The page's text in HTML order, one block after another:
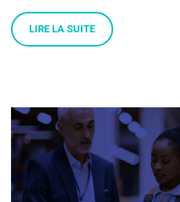
LIRE LA SUITE